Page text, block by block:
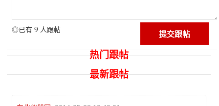
◎已有 9 人跟帖
热门跟帖
最新跟帖